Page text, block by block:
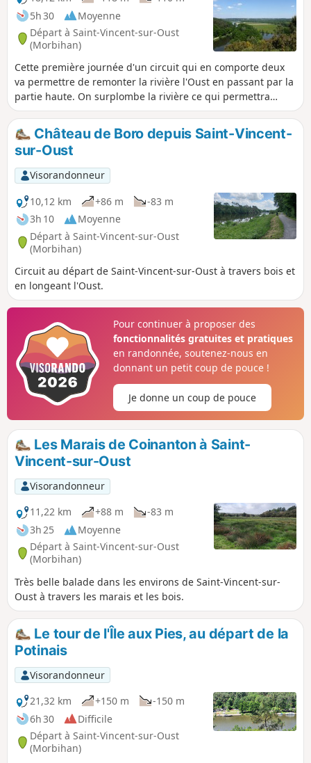
5h 30
Moyenne
Départ à Saint-Vincent-sur-Oust
(Morbihan)
Cette première journée d'un circuit qui en comporte deux
va permettre de remonter la rivière l'Oust en passant par la
partie haute. On surplombe la rivière ce qui permettra
d'avoir une très jolie vue sur l'île aux Pies. La fin sera plutôt
en forêt et prairies.
Château de Boro depuis Saint-Vincent-
sur-Oust
Visorandonneur
10,12 km
+86 m
-83 m
3h 10
Moyenne
Départ à Saint-Vincent-sur-Oust
(Morbihan)
Circuit au départ de Saint-Vincent-sur-Oust à travers bois et
en longeant l'Oust.
Pour continuer à proposer des
fonctionnalités gratuites et pratiques
en randonnée, soutenez-nous en
donnant un petit coup de pouce !
Je donne un coup de pouce
Les Marais de Coinanton à Saint-
Vincent-sur-Oust
Visorandonneur
11,22 km
+88 m
-83 m
3h 25
Moyenne
Départ à Saint-Vincent-sur-Oust
(Morbihan)
Très belle balade dans les environs de Saint-Vincent-sur-
Oust à travers les marais et les bois.
Le tour de l'Île aux Pies, au départ de la
Potinais
Visorandonneur
21,32 km
+150 m
-150 m
6h 30
Difficile
Départ à Saint-Vincent-sur-Oust
(Morbihan)